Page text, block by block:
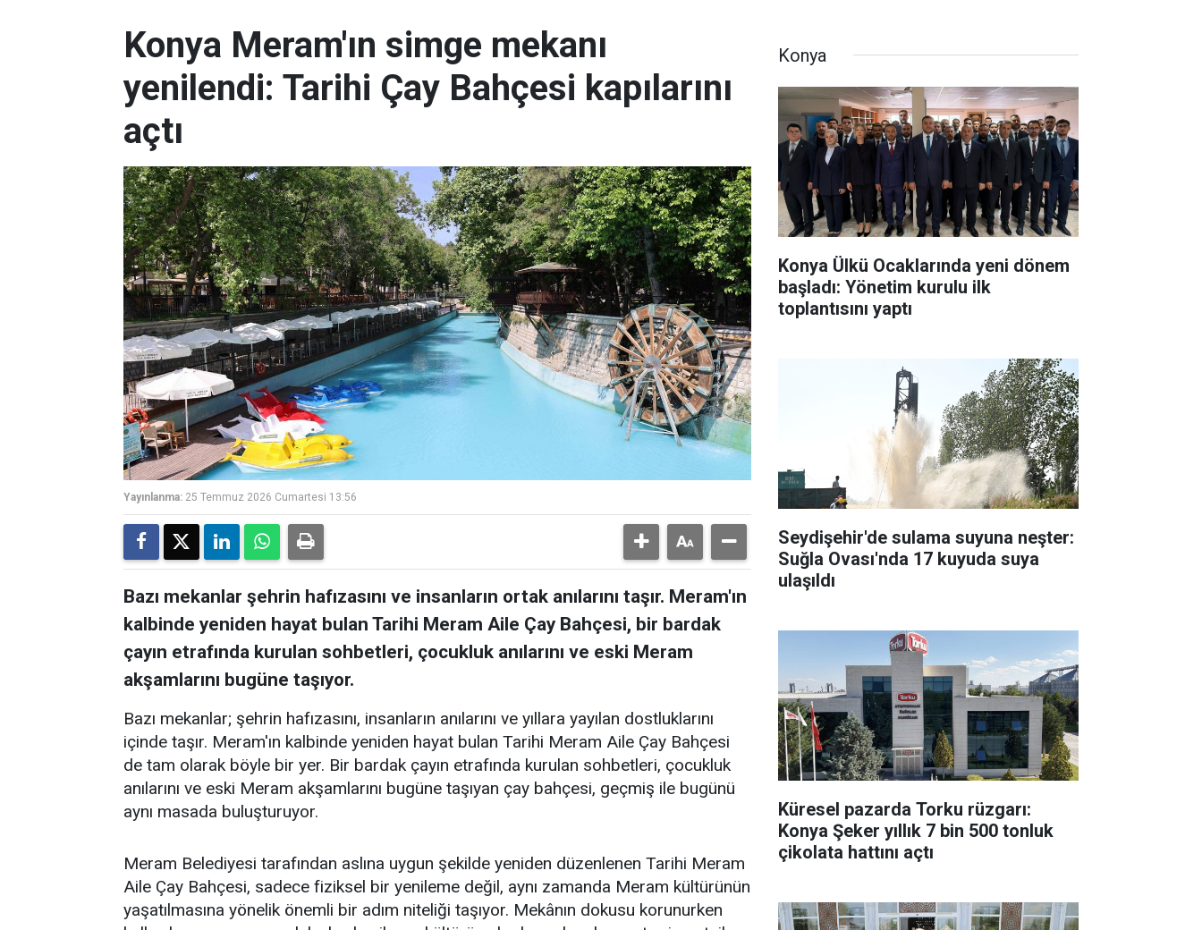
Konya Meram'ın simge mekanı
yenilendi: Tarihi Çay Bahçesi kapılarını
açtı
Yayınlanma: 25 Temmuz 2026 Cumartesi 13:56
Bazı mekanlar şehrin hafızasını ve insanların ortak anılarını taşır. Meram'ın
kalbinde yeniden hayat bulan Tarihi Meram Aile Çay Bahçesi, bir bardak
çayın etrafında kurulan sohbetleri, çocukluk anılarını ve eski Meram
akşamlarını bugüne taşıyor.
Bazı mekanlar; şehrin hafızasını, insanların anılarını ve yıllara yayılan dostluklarını
içinde taşır. Meram'ın kalbinde yeniden hayat bulan Tarihi Meram Aile Çay Bahçesi
de tam olarak böyle bir yer. Bir bardak çayın etrafında kurulan sohbetleri, çocukluk
anılarını ve eski Meram akşamlarını bugüne taşıyan çay bahçesi, geçmiş ile bugünü
aynı masada buluşturuyor.
Meram Belediyesi tarafından aslına uygun şekilde yeniden düzenlenen Tarihi Meram
Aile Çay Bahçesi, sadece fiziksel bir yenileme değil, aynı zamanda Meram kültürünün
yaşatılmasına yönelik önemli bir adım niteliği taşıyor. Mekânın dokusu korunurken
Konya
Konya Ülkü Ocaklarında yeni dönem
başladı: Yönetim kurulu ilk
toplantısını yaptı
Seydişehir'de sulama suyuna neşter:
Suğla Ovası'nda 17 kuyuda suya
ulaşıldı
Küresel pazarda Torku rüzgarı:
Konya Şeker yıllık 7 bin 500 tonluk
çikolata hattını açtı